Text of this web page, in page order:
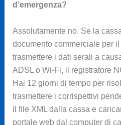
d’emergenza?
Assolutamente no. Se la
documento commerciale per
trasmettere i dati serali a
ADSL o Wi-Fi, il registratore
Hai 12 giorni di tempo per
trasmettere i corrispettivi
il file XML dalla cassa e
portale web dal computer di